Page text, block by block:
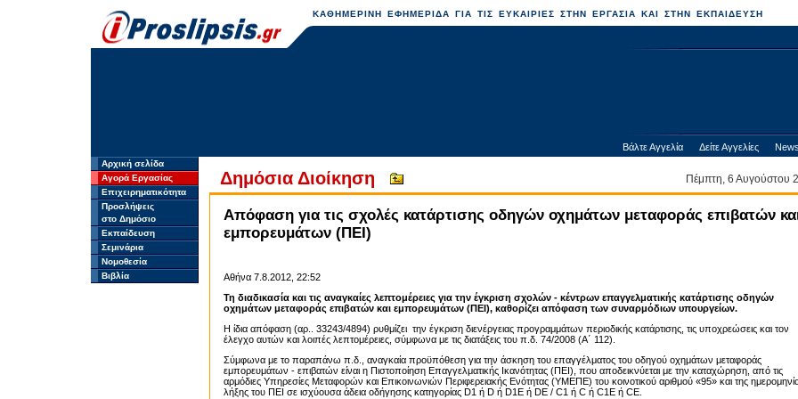
ΚΑΘΗΜΕΡΙΝΗ ΕΦΗΜΕΡΙΔΑ ΓΙΑ ΤΙΣ ΕΥΚΑΙΡΙΕΣ ΣΤΗΝ ΕΡΓΑΣΙΑ ΚΑΙ ΣΤΗΝ ΕΚΠΑΙΔΕΥΣΗ
Βάλτε Αγγελία Δείτε Αγγελίες
Αρχική σελίδα
Αγορά Εργασίας
Επιχειρηματικότητα
Προσλήψεις
στο Δημόσιο
Εκπαίδευση
Σεμινάρια
Νομοθεσία
Βιβλία
Δημόσια Διοίκηση Πέμπτη, 6 Αυγούστου
Απόφαση για τις σχολές κατάρτισης οδηγών οχημάτων μεταφοράς επιβατών
εμπορευμάτων (ΠΕΙ)
Αθήνα 7.8.2012, 22:52
Τη διαδικασία και τις αναγκαίες λεπτομέρειες για την έγκριση σχολών - κέντρων επαγγελματικής κατάρτισης οδηγών
οχημάτων μεταφοράς επιβατών και εμπορευμάτων (ΠΕΙ), καθορίζει απόφαση των συναρμόδιων υπουργείων.
Η ίδια απόφαση (αρ.. 33243/4894) ρυθμίζει την έγκριση διενέργειας προγραμμάτων περιοδικής κατάρτισης, τις υποχρεώσεις και τον
έλεγχο αυτών και λοιπές λεπτομέρειες, σύμφωνα με τις διατάξεις του π.δ. 74/2008 (Α΄ 112).
Σύμφωνα με το παραπάνω π.δ., αναγκαία προϋπόθεση για την άσκηση του επαγγέλματος του οδηγού οχημάτων μεταφοράς
εμπορευμάτων - επιβατών είναι η Πιστοποίηση Επαγγελματικής Ικανότητας (ΠΕΙ), που αποδεικνύεται με την καταχώρηση, από τις
αρμόδιες Υπηρεσίες Μεταφορών και Επικοινωνιών Περιφερειακής Ενότητας (ΥΜΕΠΕ) του κοινοτικού αριθμού «95» και της
λήξης του ΠΕΙ σε ισχύουσα άδεια οδήγησης κατηγορίας D1 ή D ή D1E ή DΕ / C1 ή C ή C1E ή CE.